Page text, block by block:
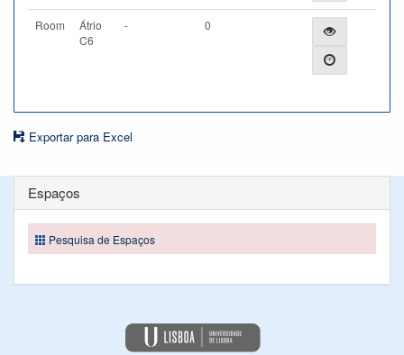
Room
Átrio
C6
- 0
Exportar para Excel
Espaços
Pesquisa de Espaços